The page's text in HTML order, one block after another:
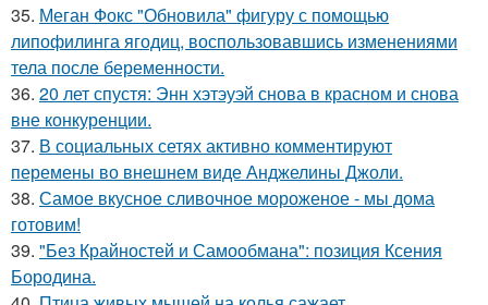
35. Меган Фокс "Обновила" фигуру с помощью
липофилинга ягодиц, воспользовавшись изменениями
тела после беременности.
36. 20 лет спустя: Энн хэтэуэй снова в красном и снова
вне конкуренции.
37. В социальных сетях активно комментируют
перемены во внешнем виде Анджелины Джоли.
38. Самое вкусное сливочное мороженое - мы дома
готовим!
39. "Без Крайностей и Самообмана": позиция Ксения
Бородина.